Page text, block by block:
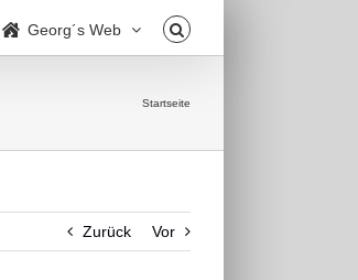
Georg´s Web
Startseite
Zurück Vor